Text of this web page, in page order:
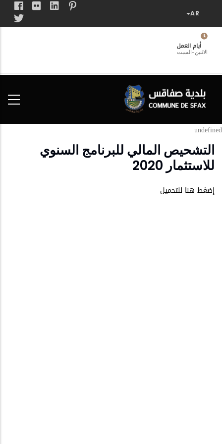
المحتوى
الرئيسيأيام العمل
الاثنين-السبت
undefined
التشحيص المالي للبرنامج السنوي
للاستثمار 2020
إضغط هنا للتحميل